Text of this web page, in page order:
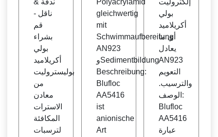
ندفة &
ناقل -
قم
بشراء
بولي
أكريلاميد
بوليستروليت
من
معادن
الاسترات
المكافئة
لترسبات
ktrol
yt-Po
lyacr
ylam
id
Polyacrylamid
gleichwertig
mit
Schwimmaufbereitung
AN923
وSedimentbildung
Beschreibung:
Blufloc
AA5416
ist
anionische
Art
عدين
أنيوني
إلكتروليت
بولي
أكريلاميد
أي ما
يعادل
AN923
التعويم
والترسيب.
الوصف:
Blufloc
AA5416
عبارة